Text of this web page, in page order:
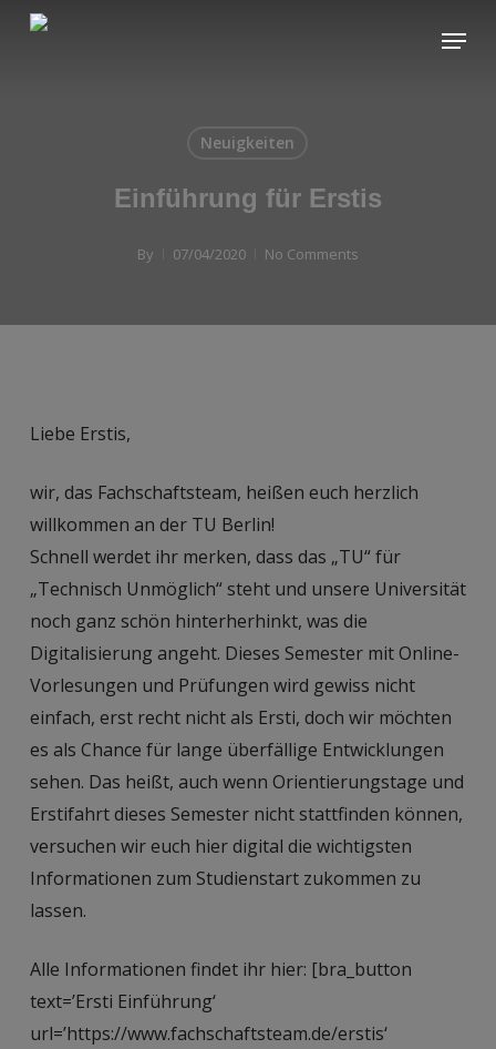
Skip
Menu
Neuigkeiten
Einführung für Erstis
By 07/04/2020 No Comments
Liebe Erstis,
wir, das Fachschaftsteam, heißen euch herzlich
willkommen an der TU Berlin!
Schnell werdet ihr merken, dass das „TU“ für
„Technisch Unmöglich“ steht und unsere Universität
noch ganz schön hinterherhinkt, was die
Digitalisierung angeht. Dieses Semester mit Online-
Vorlesungen und Prüfungen wird gewiss nicht
einfach, erst recht nicht als Ersti, doch wir möchten
es als Chance für lange überfällige Entwicklungen
sehen. Das heißt, auch wenn Orientierungstage und
Erstifahrt dieses Semester nicht stattfinden können,
versuchen wir euch hier digital die wichtigsten
Informationen zum Studienstart zukommen zu
lassen.
Alle Informationen findet ihr hier: [bra_button
text=’Ersti Einführung‘
url=’https://www.fachschaftsteam.de/erstis‘